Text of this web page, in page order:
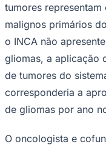
tumores representam
malignos primários
o INCA não
gliomas, a aplicação
de tumores do
corresponderia a
de gliomas por ano
O oncologista e